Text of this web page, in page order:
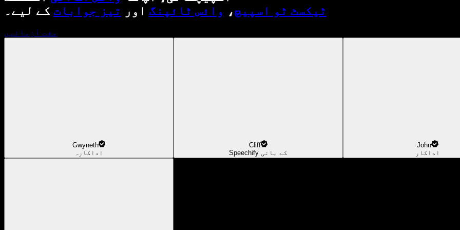
ٹیکسٹ ٹو اسپیچ، وائس ٹائپنگ اور تیز جوابات کے لیے۔
مفت آزمائیں
Gwyneth
اداکارہ
Cliff
Speechify کے بانی
John
اداکار